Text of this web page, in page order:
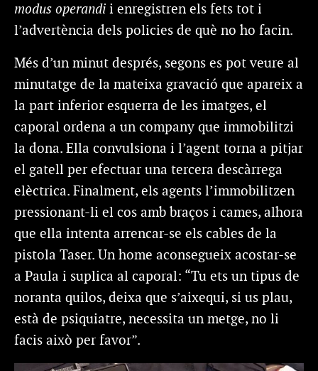
modus operandi i enregistren els fets tot i
l’advertència dels policies de què no ho facin.
Més d’un minut després, segons es pot veure al
minutatge de la mateixa gravació que apareix a
la part inferior esquerra de les imatges, el
caporal ordena a un company que immobilitzi
la dona. Ella convulsiona i l’agent torna a pitjar
el gatell per efectuar una tercera descàrrega
elèctrica. Finalment, els agents l’immobilitzen
pressionant-li el cos amb braços i cames, alhora
que ella intenta arrencar-se els cables de la
pistola Taser. Un home aconsegueix acostar-se
a Paula i suplica al caporal: “Tu ets un tipus de
noranta quilos, deixa que s’aixequi, si us plau,
està de psiquiatre, necessita un metge, no li
facis això per favor”.